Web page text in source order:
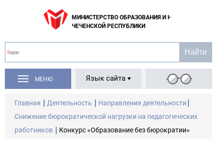
МИНИСТЕРСТВО ОБРАЗОВАНИЯ И НАУКИ
ЧЕЧЕНСКОЙ РЕСПУБЛИКИ
МЕНЮ Язык сайта
Главная Деятельность
Направления деятельности
Снижение бюрократической нагрузки на педагогических
работников
Конкурс «Образование без бюрократии»